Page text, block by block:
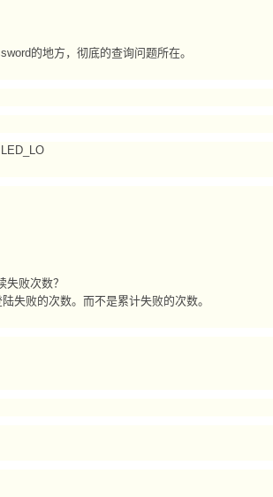
的地方，彻底的查询问题所在。
败次数？
失败的次数。而不是累计失败的次数。